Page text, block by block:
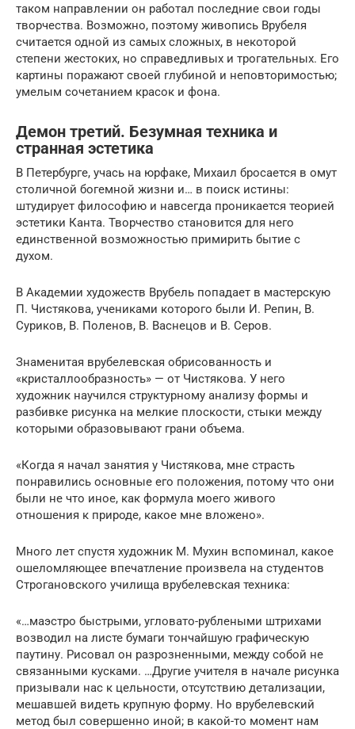
таком направлении он работал последние свои годы
творчества. Возможно, поэтому живопись Врубеля
считается одной из самых сложных, в некоторой
степени жестоких, но справедливых и трогательных. Его
картины поражают своей глубиной и неповторимостью;
умелым сочетанием красок и фона.
Демон третий. Безумная техника и
странная эстетика
В Петербурге, учась на юрфаке, Михаил бросается в омут
столичной богемной жизни и… в поиск истины:
штудирует философию и навсегда проникается теорией
эстетики Канта. Творчество становится для него
единственной возможностью примирить бытие с
духом.
В Академии художеств Врубель попадает в мастерскую
П. Чистякова, учениками которого были И. Репин, В.
Суриков, В. Поленов, В. Васнецов и В. Серов.
Знаменитая врубелевская обрисованность и
«кристаллообразность» — от Чистякова. У него
художник научился структурному анализу формы и
разбивке рисунка на мелкие плоскости, стыки между
которыми образовывают грани объема.
«Когда я начал занятия у Чистякова, мне страсть
понравились основные его положения, потому что они
были не что иное, как формула моего живого
отношения к природе, какое мне вложено».
Много лет спустя художник М. Мухин вспоминал, какое
ошеломляющее впечатление произвела на студентов
Строгановского училища врубелевская техника:
«…маэстро быстрыми, угловато-рублеными штрихами
возводил на листе бумаги тончайшую графическую
паутину. Рисовал он разрозненными, между собой не
связанными кусками. …Другие учителя в начале рисунка
призывали нас к цельности, отсутствию детализации,
мешавшей видеть крупную форму. Но врубелевский
метод был совершенно иной; в какой-то момент нам